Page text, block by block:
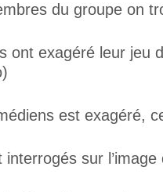
du groupe on
ont exagéré leur jeu
est exagéré,
interrogés sur